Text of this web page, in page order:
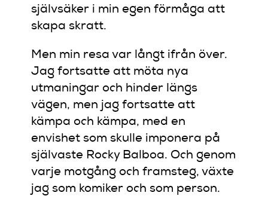
självsäker i min egen förmåga att
skapa skratt.
Men min resa var långt ifrån över.
Jag fortsatte att möta nya
utmaningar och hinder längs
vägen, men jag fortsatte att
kämpa och kämpa, med en
envishet som skulle imponera på
självaste Rocky Balboa. Och genom
varje motgång och framsteg, växte
jag som komiker och som person.